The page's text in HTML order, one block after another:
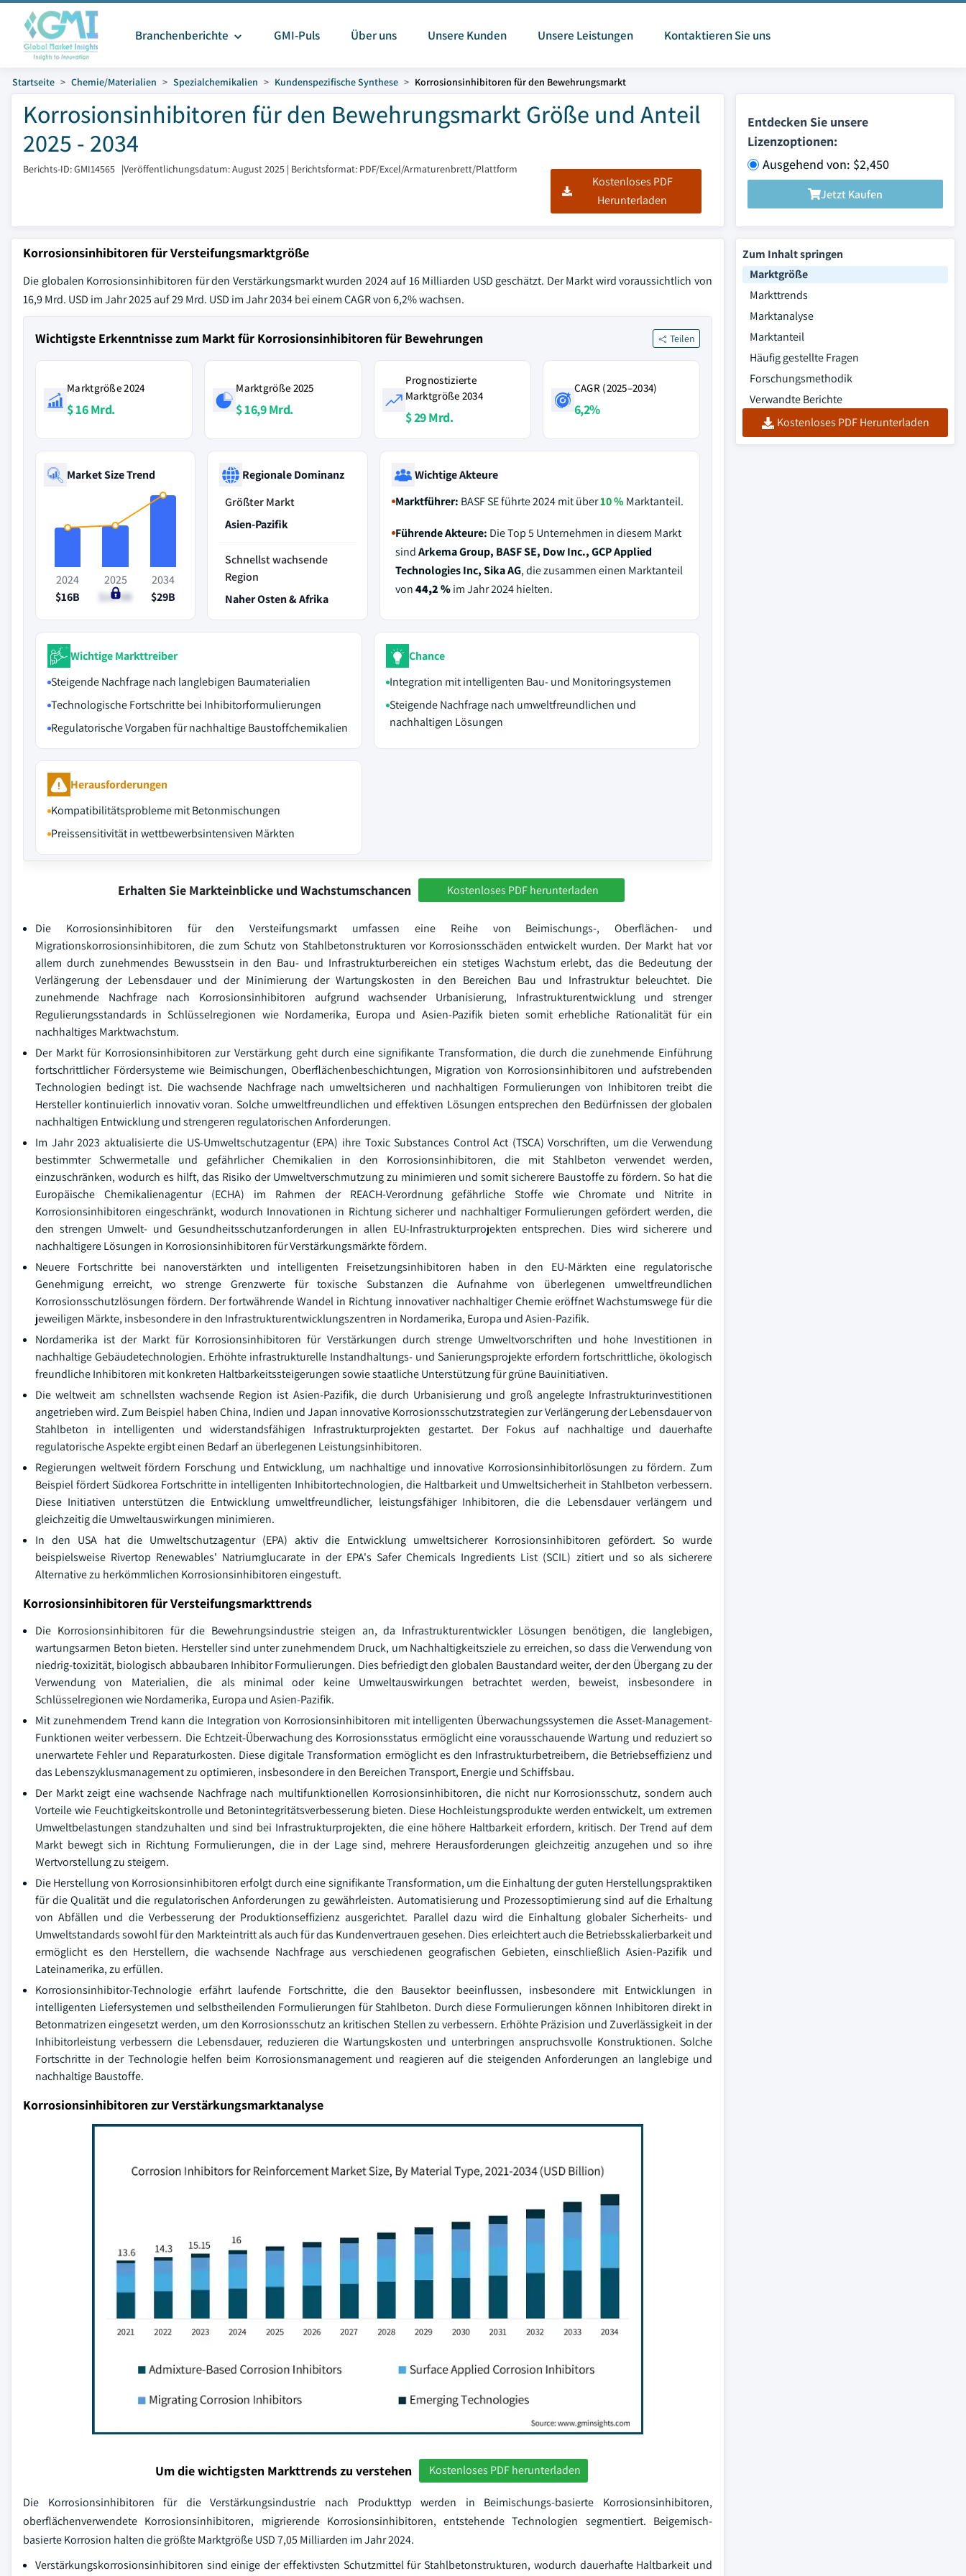
Branchenberichte GMI-Puls Über uns Unsere Kunden Unsere Leistungen Kontaktieren Sie uns
Startseite Chemie/Materialien Spezialchemikalien Kundenspezifische Synthese Korrosionsinhibitoren für den Bewehrungsmarkt
Korrosionsinhibitoren für den Bewehrungsmarkt Größe und Anteil
2025 - 2034
Berichts-ID: GMI14565 |Veröffentlichungsdatum: August 2025 | Berichtsformat: PDF/Excel/Armaturenbrett/Plattform
Kostenloses PDF
Herunterladen
Entdecken Sie unsere
Lizenzoptionen:
Ausgehend von: $2,450
Jetzt Kaufen
Korrosionsinhibitoren für Versteifungsmarktgröße
Die globalen Korrosionsinhibitoren für den Verstärkungsmarkt wurden 2024 auf 16 Milliarden USD geschätzt. Der Markt wird voraussichtlich von
16,9 Mrd. USD im Jahr 2025 auf 29 Mrd. USD im Jahr 2034 bei einem CAGR von 6,2% wachsen.
Wichtigste Erkenntnisse zum Markt für Korrosionsinhibitoren für Bewehrungen Teilen
Marktgröße 2024
$ 16 Mrd.
Marktgröße 2025
$ 16,9 Mrd.
Prognostizierte
Marktgröße 2034
$ 29 Mrd.
CAGR (2025–2034)
6,2%
Market Size Trend
2024
$16B
2025
$16.9B
2034
$29B
Regionale Dominanz
Größter Markt
Asien-Pazifik
Schnellst wachsende
Region
Naher Osten & Afrika
Wichtige Akteure
Marktführer: BASF SE führte 2024 mit über10 % Marktanteil.
Führende Akteure: Die Top 5 Unternehmen in diesem Markt
sindArkema Group, BASF SE, Dow Inc., GCP Applied
Technologies Inc, Sika AG, die zusammen einen Marktanteil
von44,2 %im Jahr 2024 hielten.
Wichtige Markttreiber
Steigende Nachfrage nach langlebigen Baumaterialien
Technologische Fortschritte bei Inhibitorformulierungen
Regulatorische Vorgaben für nachhaltige Baustoffchemikalien
Chance
Integration mit intelligenten Bau- und Monitoringsystemen
Steigende Nachfrage nach umweltfreundlichen und
nachhaltigen Lösungen
Herausforderungen
Kompatibilitätsprobleme mit Betonmischungen
Preissensitivität in wettbewerbsintensiven Märkten
Erhalten Sie Markteinblicke und Wachstumschancen Kostenloses PDF herunterladen
Die Korrosionsinhibitoren für den Versteifungsmarkt umfassen eine Reihe von Beimischungs-, Oberflächen- und
Migrationskorrosionsinhibitoren, die zum Schutz von Stahlbetonstrukturen vor Korrosionsschäden entwickelt wurden. Der Markt hat vor
allem durch zunehmendes Bewusstsein in den Bau- und Infrastrukturbereichen ein stetiges Wachstum erlebt, das die Bedeutung der
Verlängerung der Lebensdauer und der Minimierung der Wartungskosten in den Bereichen Bau und Infrastruktur beleuchtet. Die
zunehmende Nachfrage nach Korrosionsinhibitoren aufgrund wachsender Urbanisierung, Infrastrukturentwicklung und strenger
Regulierungsstandards in Schlüsselregionen wie Nordamerika, Europa und Asien-Pazifik bieten somit erhebliche Rationalität für ein
nachhaltiges Marktwachstum.
Der Markt für Korrosionsinhibitoren zur Verstärkung geht durch eine signifikante Transformation, die durch die zunehmende Einführung
fortschrittlicher Fördersysteme wie Beimischungen, Oberflächenbeschichtungen, Migration von Korrosionsinhibitoren und aufstrebenden
Technologien bedingt ist. Die wachsende Nachfrage nach umweltsicheren und nachhaltigen Formulierungen von Inhibitoren treibt die
Hersteller kontinuierlich innovativ voran. Solche umweltfreundlichen und effektiven Lösungen entsprechen den Bedürfnissen der globalen
nachhaltigen Entwicklung und strengeren regulatorischen Anforderungen.
Im Jahr 2023 aktualisierte die US-Umweltschutzagentur (EPA) ihre Toxic Substances Control Act (TSCA) Vorschriften, um die Verwendung
bestimmter Schwermetalle und gefährlicher Chemikalien in den Korrosionsinhibitoren, die mit Stahlbeton verwendet werden,
einzuschränken, wodurch es hilft, das Risiko der Umweltverschmutzung zu minimieren und somit sicherere Baustoffe zu fördern. So hat die
Europäische Chemikalienagentur (ECHA) im Rahmen der REACH-Verordnung gefährliche Stoffe wie Chromate und Nitrite in
Korrosionsinhibitoren eingeschränkt, wodurch Innovationen in Richtung sicherer und nachhaltiger Formulierungen gefördert werden, die
den strengen Umwelt- und Gesundheitsschutzanforderungen in allen EU-Infrastrukturprojekten entsprechen. Dies wird sicherere und
nachhaltigere Lösungen in Korrosionsinhibitoren für Verstärkungsmärkte fördern.
Neuere Fortschritte bei nanoverstärkten und intelligenten Freisetzungsinhibitoren haben in den EU-Märkten eine regulatorische
Genehmigung erreicht, wo strenge Grenzwerte für toxische Substanzen die Aufnahme von überlegenen umweltfreundlichen
Korrosionsschutzlösungen fördern. Der fortwährende Wandel in Richtung innovativer nachhaltiger Chemie eröffnet Wachstumswege für die
jeweiligen Märkte, insbesondere in den Infrastrukturentwicklungszentren in Nordamerika, Europa und Asien-Pazifik.
Nordamerika ist der Markt für Korrosionsinhibitoren für Verstärkungen durch strenge Umweltvorschriften und hohe Investitionen in
nachhaltige Gebäudetechnologien. Erhöhte infrastrukturelle Instandhaltungs- und Sanierungsprojekte erfordern fortschrittliche, ökologisch
freundliche Inhibitoren mit konkreten Haltbarkeitssteigerungen sowie staatliche Unterstützung für grüne Bauinitiativen.
Die weltweit am schnellsten wachsende Region ist Asien-Pazifik, die durch Urbanisierung und groß angelegte Infrastrukturinvestitionen
angetrieben wird. Zum Beispiel haben China, Indien und Japan innovative Korrosionsschutzstrategien zur Verlängerung der Lebensdauer von
Stahlbeton in intelligenten und widerstandsfähigen Infrastrukturprojekten gestartet. Der Fokus auf nachhaltige und dauerhafte
regulatorische Aspekte ergibt einen Bedarf an überlegenen Leistungsinhibitoren.
Regierungen weltweit fördern Forschung und Entwicklung, um nachhaltige und innovative Korrosionsinhibitorlösungen zu fördern. Zum
Beispiel fördert Südkorea Fortschritte in intelligenten Inhibitortechnologien, die Haltbarkeit und Umweltsicherheit in Stahlbeton verbessern.
Diese Initiativen unterstützen die Entwicklung umweltfreundlicher, leistungsfähiger Inhibitoren, die die Lebensdauer verlängern und
gleichzeitig die Umweltauswirkungen minimieren.
In den USA hat die Umweltschutzagentur (EPA) aktiv die Entwicklung umweltsicherer Korrosionsinhibitoren gefördert. So wurde
beispielsweise Rivertop Renewables' Natriumglucarate in der EPA's Safer Chemicals Ingredients List (SCIL) zitiert und so als sicherere
Alternative zu herkömmlichen Korrosionsinhibitoren eingestuft.
Korrosionsinhibitoren für Versteifungsmarkttrends
Die Korrosionsinhibitoren für die Bewehrungsindustrie steigen an, da Infrastrukturentwickler Lösungen benötigen, die langlebigen,
wartungsarmen Beton bieten. Hersteller sind unter zunehmendem Druck, um Nachhaltigkeitsziele zu erreichen, so dass die Verwendung von
niedrig-toxizität, biologisch abbaubaren Inhibitor Formulierungen. Dies befriedigt den globalen Baustandard weiter, der den Übergang zu der
Verwendung von Materialien, die als minimal oder keine Umweltauswirkungen betrachtet werden, beweist, insbesondere in
Schlüsselregionen wie Nordamerika, Europa und Asien-Pazifik.
Mit zunehmendem Trend kann die Integration von Korrosionsinhibitoren mit intelligenten Überwachungssystemen die Asset-Management-
Funktionen weiter verbessern. Die Echtzeit-Überwachung des Korrosionsstatus ermöglicht eine vorausschauende Wartung und reduziert so
unerwartete Fehler und Reparaturkosten. Diese digitale Transformation ermöglicht es den Infrastrukturbetreibern, die Betriebseffizienz und
das Lebenszyklusmanagement zu optimieren, insbesondere in den Bereichen Transport, Energie und Schiffsbau.
Der Markt zeigt eine wachsende Nachfrage nach multifunktionellen Korrosionsinhibitoren, die nicht nur Korrosionsschutz, sondern auch
Vorteile wie Feuchtigkeitskontrolle und Betonintegritätsverbesserung bieten. Diese Hochleistungsprodukte werden entwickelt, um extremen
Umweltbelastungen standzuhalten und sind bei Infrastrukturprojekten, die eine höhere Haltbarkeit erfordern, kritisch. Der Trend auf dem
Markt bewegt sich in Richtung Formulierungen, die in der Lage sind, mehrere Herausforderungen gleichzeitig anzugehen und so ihre
Wertvorstellung zu steigern.
Die Herstellung von Korrosionsinhibitoren erfolgt durch eine signifikante Transformation, um die Einhaltung der guten Herstellungspraktiken
für die Qualität und die regulatorischen Anforderungen zu gewährleisten. Automatisierung und Prozessoptimierung sind auf die Erhaltung
von Abfällen und die Verbesserung der Produktionseffizienz ausgerichtet. Parallel dazu wird die Einhaltung globaler Sicherheits- und
Umweltstandards sowohl für den Markteintritt als auch für das Kundenvertrauen gesehen. Dies erleichtert auch die Betriebsskalierbarkeit und
ermöglicht es den Herstellern, die wachsende Nachfrage aus verschiedenen geografischen Gebieten, einschließlich Asien-Pazifik und
Lateinamerika, zu erfüllen.
Korrosionsinhibitor-Technologie erfährt laufende Fortschritte, die den Bausektor beeinflussen, insbesondere mit Entwicklungen in
intelligenten Liefersystemen und selbstheilenden Formulierungen für Stahlbeton. Durch diese Formulierungen können Inhibitoren direkt in
Betonmatrizen eingesetzt werden, um den Korrosionsschutz an kritischen Stellen zu verbessern. Erhöhte Präzision und Zuverlässigkeit in der
Inhibitorleistung verbessern die Lebensdauer, reduzieren die Wartungskosten und unterbringen anspruchsvolle Konstruktionen. Solche
Fortschritte in der Technologie helfen beim Korrosionsmanagement und reagieren auf die steigenden Anforderungen an langlebige und
nachhaltige Baustoffe.
Korrosionsinhibitoren zur Verstärkungsmarktanalyse
Um die wichtigsten Markttrends zu verstehen Kostenloses PDF herunterladen
Die Korrosionsinhibitoren für die Verstärkungsindustrie nach Produkttyp werden in Beimischungs-basierte Korrosionsinhibitoren,
oberflächenverwendete Korrosionsinhibitoren, migrierende Korrosionsinhibitoren, entstehende Technologien segmentiert. Beigemisch-
basierte Korrosion halten die größte Marktgröße USD 7,05 Milliarden im Jahr 2024.
Verstärkungskorrosionsinhibitoren sind einige der effektivsten Schutzmittel für Stahlbetonstrukturen, wodurch dauerhafte Haltbarkeit und
Zum Inhalt springen
Marktgröße
Markttrends
Marktanalyse
Marktanteil
Häufig gestellte Fragen
Forschungsmethodik
Verwandte Berichte
Kostenloses PDF Herunterladen